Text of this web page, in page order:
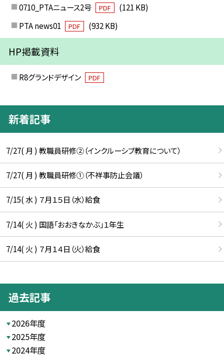
0710_PTAニュース2号 PDF
(121 KB)
PTA news01
PDF (932 KB)
HP掲載資料
R8グランドデザイン PDF
新着記事
7/27( 月 ) 教職員研修②（インクルーシブ教育について）
7/27( 月 ) 教職員研修①（不祥事防止会議）
7/15( 水 ) ７月１５日（水）給食
7/14( 火 ) 国語「おおきなかぶ」１年生
7/14( 火 ) ７月１４日（火）給食
過去記事
2026年度
2025年度
2024年度